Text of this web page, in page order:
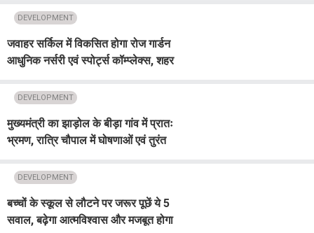
DEVELOPMENT
जवाहर सर्किल में विकसित होगा रोज गार्डन
आधुनिक नर्सरी एवं स्पोर्ट्स कॉम्प्लेक्स, शहर
DEVELOPMENT
मुख्यमंत्री का झाड़ोल के बीड़ा गांव में प्रातः
भ्रमण, रात्रि चौपाल में घोषणाओं एवं तुरंत
का जताया आभार
DEVELOPMENT
बच्चों के स्कूल से लौटने पर जरूर पूछें ये 5
सवाल, बढ़ेगा आत्मविश्वास और मजबूत होगा